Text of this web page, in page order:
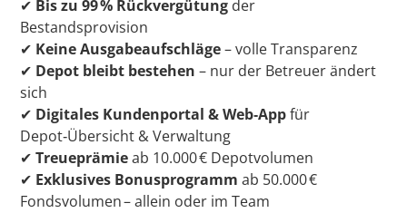
✔ Bis zu 99 % Rückvergütung der
Bestandsprovision
✔ Keine Ausgabeaufschläge– volle Transparenz
✔ Depot bleibt bestehen – nur der Betreuer ändert
sich
✔ Digitales Kundenportal & Web‑Appfür
Depot‑Übersicht & Verwaltung
✔Treueprämieab 10.000 € Depotvolumen
✔ Exklusives Bonusprogramm ab 50.000 €
Fondsvolumen – allein oder im Team